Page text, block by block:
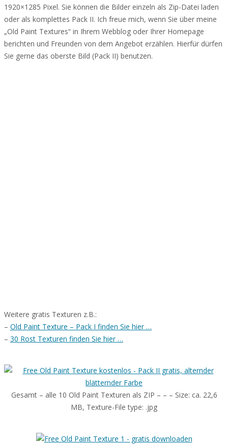
1920×1285 Pixel. Sie können die Bilder einzeln als Zip-Datei laden
oder als komplettes Pack II. Ich freue mich, wenn Sie über meine
„Old Paint Textures“ in Ihrem Webblog oder Ihrer Homepage
berichten und Freunden von dem Angebot erzählen. Hierfür dürfen
Sie gerne das oberste Bild (Pack II) benutzen.
Weitere gratis Texturen z.B.:
– Old Paint Texture – Pack I finden Sie hier …
– 30 Rost Texturen finden Sie hier …
Gesamt – alle 10 Old Paint Texturen als ZIP – – – Size: ca. 22,6
MB, Texture-File type: .jpg